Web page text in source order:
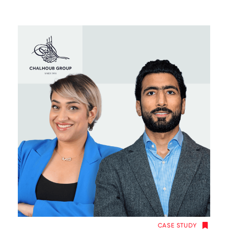
CASE STUDY